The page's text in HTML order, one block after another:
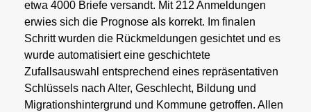
etwa 4000 Briefe versandt. Mit 212 Anmeldungen
erwies sich die Prognose als korrekt. Im finalen
Schritt wurden die Rückmeldungen gesichtet und es
wurde automatisiert eine geschichtete
Zufallsauswahl entsprechend eines repräsentativen
Schlüssels nach Alter, Geschlecht, Bildung und
Migrationshintergrund und Kommune getroffen. Allen